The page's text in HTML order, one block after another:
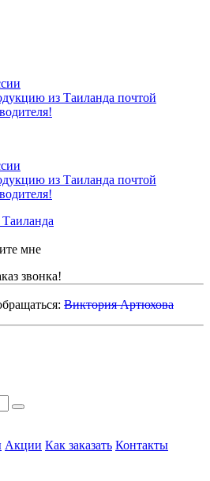
из Таиланда почтой
из Таиланда почтой
мне
звонка!
Виктория Артюхова
Акции Как заказать Контакты